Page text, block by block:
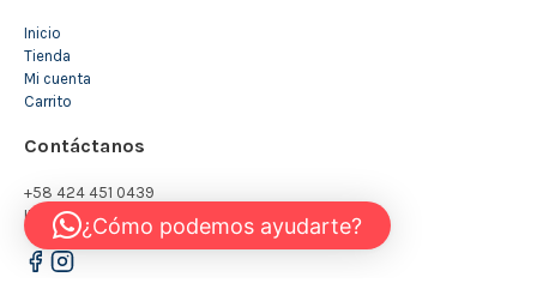
Inicio
Tienda
Mi cuenta
Carrito
Contáctanos
+58 424 451 0439
INFO@KIDSTORE.COM.VE
¿Cómo podemos ayudarte?